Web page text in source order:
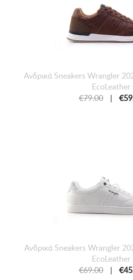
Ανδρικά Sneakers Wrangler
EcoLeather
€79.00
|
Ανδρικά Sneakers Wrangler
EcoLeather
€69.00
|